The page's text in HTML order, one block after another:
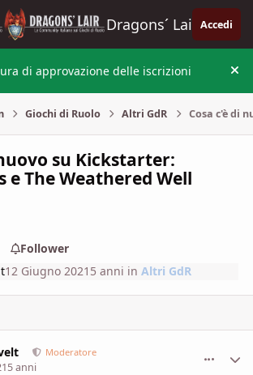
Dragons´ Lair Accedi
di approvazione delle iscrizioni
Giochi di Ruolo Altri GdR Cosa c'è di
su Kickstarter:
e The Weathered Well
Follower
12 Giugno 2021 5 anni inAltri GdR
Moderatore
5 anni